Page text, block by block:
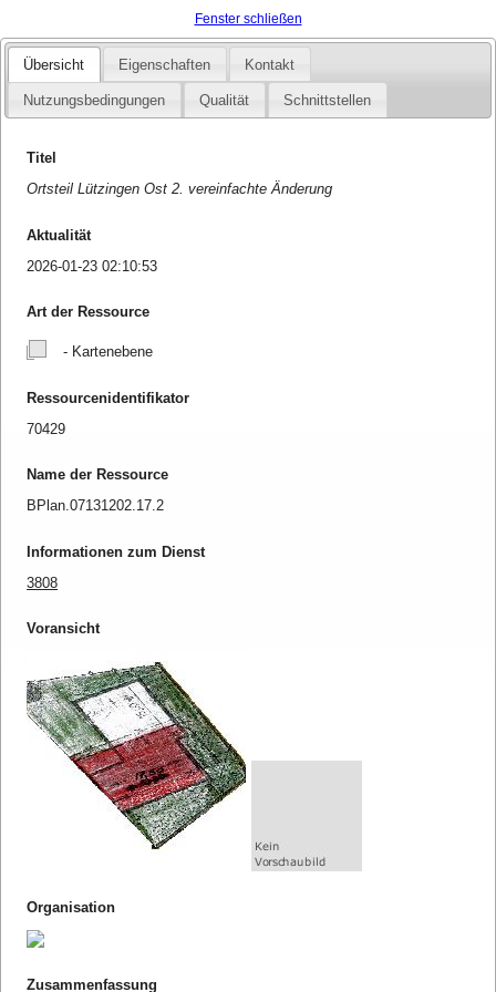
Fenster schließen
Übersicht Eigenschaften Kontakt
Nutzungsbedingungen Qualität Schnittstellen
Titel
Ortsteil Lützingen Ost 2. vereinfachte Änderung
Aktualität
2026-01-23 02:10:53
Art der Ressource
- Kartenebene
Ressourcenidentifikator
70429
Name der Ressource
BPlan.07131202.17.2
Informationen zum Dienst
3808
Voransicht
Organisation
Zusammenfassung